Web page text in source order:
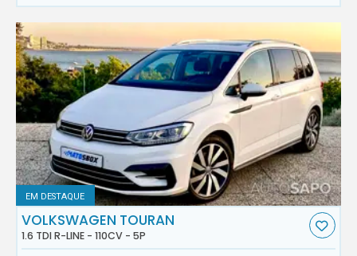
EM DESTAQUE
VOLKSWAGEN TOURAN
1.6 TDI R-LINE - 110CV - 5P